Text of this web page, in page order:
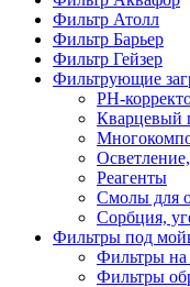
Фильтр Атолл
Фильтр Барьер
Фильтр Гейзер
Фильтрующие
PH-
Кварцевый
Реагенты
Смолы для
Сорбция,
Фильтры под
Фильтры
Фильтры